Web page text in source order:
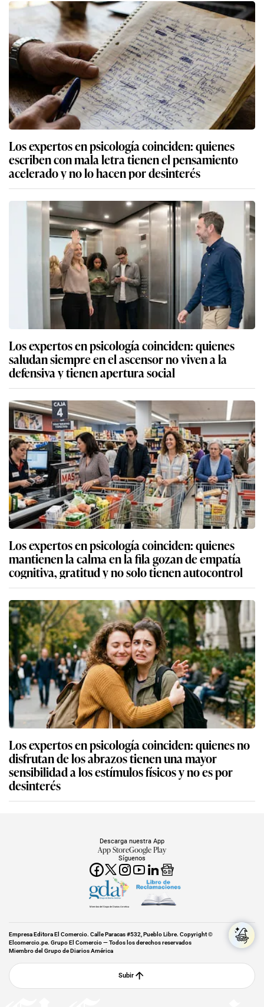
Los expertos en psicología coinciden: quienes
escriben con mala letra tienen el pensamiento
acelerado y no lo hacen por desinterés
Los expertos en psicología coinciden: quienes
saludan siempre en el ascensor no viven a la
defensiva y tienen apertura social
Los expertos en psicología coinciden: quienes
mantienen la calma en la fila gozan de empatía
cognitiva, gratitud y no solo tienen autocontrol
Los expertos en psicología coinciden: quienes no
disfrutan de los abrazos tienen una mayor
sensibilidad a los estímulos físicos y no es por
desinterés
Síguenos
Descarga nuestra App
App StoreGoogle Play
Miembro del Grupo de Diarios América
Empresa Editora El Comercio. Calle Paracas #532, Pueblo Libre. Copyright ©
Elcomercio.pe. Grupo El Comercio — Todos los derechos reservados
Miembro del Grupo de Diarios América
Subir